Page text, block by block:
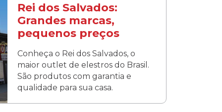
Rei dos Salvados:
Grandes marcas,
pequenos preços
Conheça o Rei dos Salvados, o
maior outlet de elestros do Brasil.
São produtos com garantia e
qualidade para sua casa.